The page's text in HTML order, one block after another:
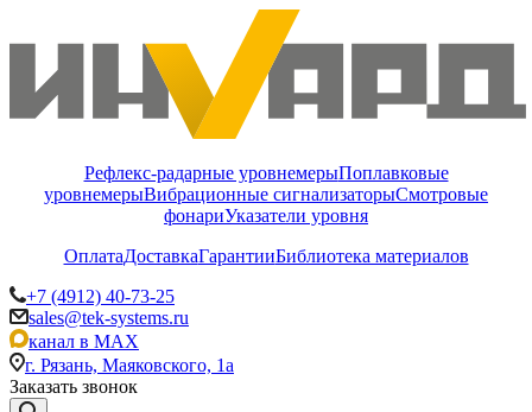
Рефлекс-радарные уровнемерыПоплавковые
уровнемерыВибрационные сигнализаторыСмотровые
фонариУказатели уровня
ОплатаДоставкаГарантииБиблиотека материалов
+7 (4912) 40-73-25
sales@tek-systems.ru
канал в MAX
г. Рязань, Маяковского, 1а
Заказать звонок